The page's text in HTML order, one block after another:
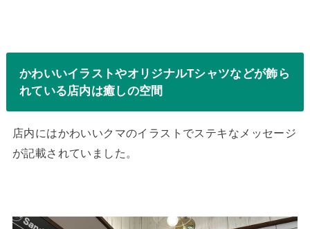
かわいいイラストやオリジナルTシャツなどが飾ら
れている店内は癒しの空間
店内にはかわいいクマのイラストでステキなメッセージ
が記載されていました。